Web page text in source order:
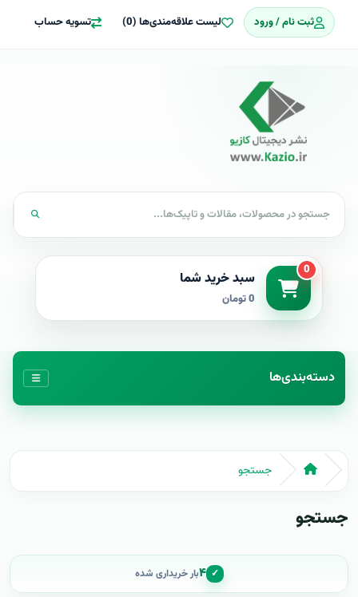
ثبت نام / ورود لیست علاقه‌مندی‌ها (0) تسویه حساب
0 سبد خرید شما
0 تومان
دسته‌بندی‌ها
جستجو
جستجو
✓ ۴بار خریداری شده